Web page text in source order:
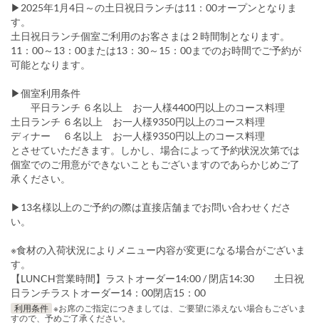
▶2025年1月4日～の土日祝日ランチは11：00オープンとなりま
す。
土日祝日ランチ個室ご利用のお客さまは２時間制となります。
11：00～13：00または13：30～15：00までのお時間でご予約が
可能となります。
▶個室利用条件
平日ランチ ６名以上 お一人様4400円以上のコース料理
土日ランチ ６名以上 お一人様9350円以上のコース料理
ディナー ６名以上 お一人様9350円以上のコース料理
とさせていただきます。しかし、場合によって予約状況次第では
個室でのご用意ができないこともございますのであらかじめご了
承ください。
▶13名様以上のご予約の際は直接店舗までお問い合わせくださ
い。
※食材の入荷状況によりメニュー内容が変更になる場合がございま
す。
【LUNCH営業時間】ラストオーダー14:00 / 閉店14:30 土日祝
日ランチラストオーダー14：00閉店15：00
利用条件 ※お席のご指定につきましては、ご要望に添えない場合もございま
すので、予めご了承ください。